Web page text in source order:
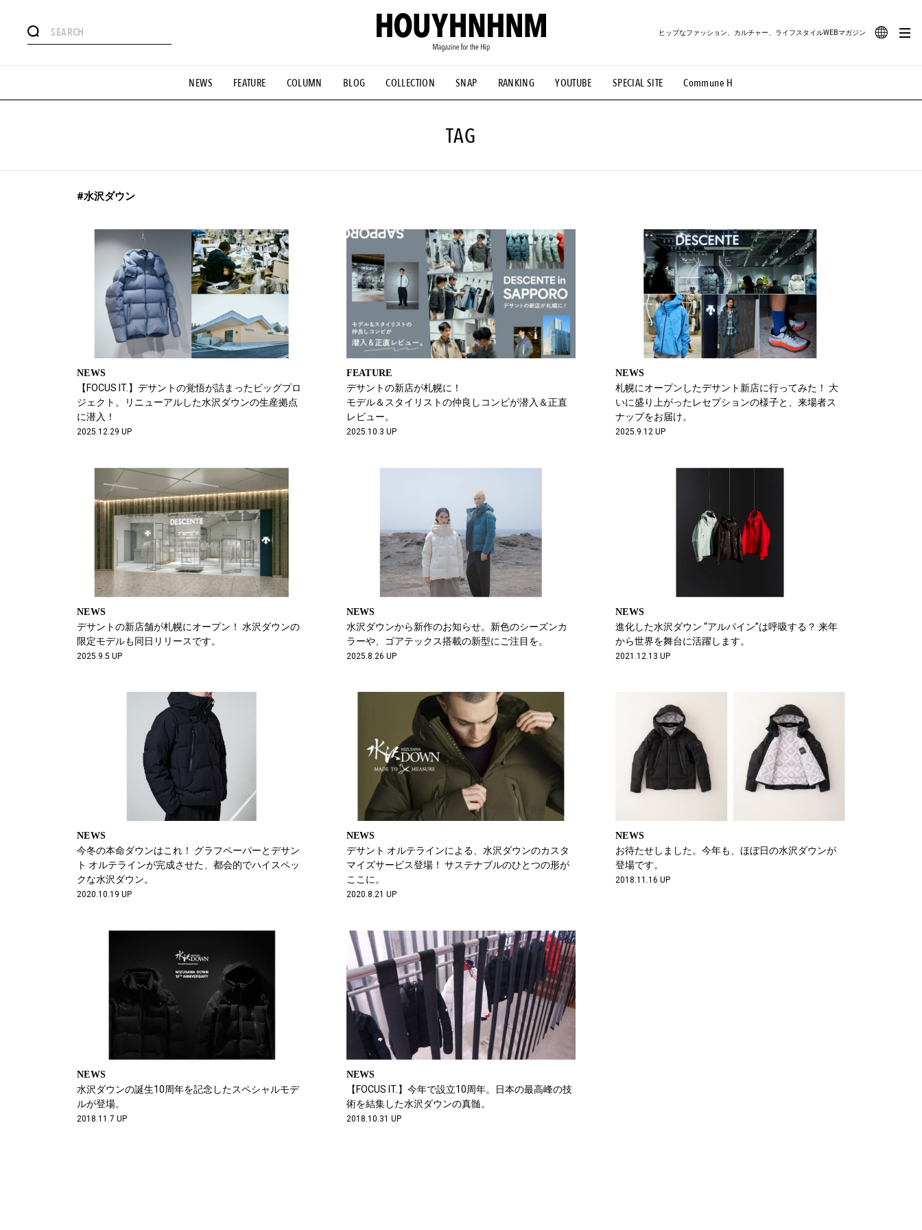
NEWS FEATURE COLUMN BLOG COLLECTION SNAP RANKING YOUTUBE SPECIAL SITE Commune H
ヒップなファッション、カルチャー、ライフスタイルWEBマガジン
#憧れの逸品 #ESSENTIAL DESIGNS #古着サミット #NEW VINTAGE #マイナーグッド図鑑 #路地裏てぃーん。 #MONTHLY JOURNAL
#GH 銘品の所以 #フイナムのYouTube #Commune H #FOCUS IT #AH.H #ととけん #FASHION #MUSIC #MOVIE #LIFESTYLE #SNEAKER #OUTDOOR
TAG
#水沢ダウン
NEWS
【FOCUS IT.】デサントの覚悟が詰まったビッグプロ
ジェクト。リニューアルした水沢ダウンの生産拠点
に潜入！
2025.12.29 UP
FEATURE
デサントの新店が札幌に！
モデル＆スタイリストの仲良しコンビが潜入＆正直
レビュー。
2025.10.3 UP
NEWS
札幌にオープンしたデサント新店に行ってみた！ 大
いに盛り上がったレセプションの様子と、来場者ス
ナップをお届け。
2025.9.12 UP
NEWS
デサントの新店舗が札幌にオープン！ 水沢ダウンの
限定モデルも同日リリースです。
2025.9.5 UP
NEWS
水沢ダウンから新作のお知らせ。新色のシーズンカ
ラーや、ゴアテックス搭載の新型にご注目を。
2025.8.26 UP
NEWS
進化した水沢ダウン “アルパイン”は呼吸する？ 来年
から世界を舞台に活躍します。
2021.12.13 UP
NEWS
今冬の本命ダウンはこれ！ グラフペーパーとデサン
ト オルテラインが完成させた、都会的でハイスペッ
クな水沢ダウン。
2020.10.19 UP
NEWS
デサント オルテラインによる、水沢ダウンのカスタ
マイズサービス登場！ サステナブルのひとつの形が
ここに。
2020.8.21 UP
NEWS
お待たせしました。今年も、ほぼ日の水沢ダウンが
登場です。
2018.11.16 UP
NEWS
水沢ダウンの誕生10周年を記念したスペシャルモデ
ルが登場。
2018.11.7 UP
NEWS
【FOCUS IT.】今年で設立10周年。日本の最高峰の技
術を結集した水沢ダウンの真髄。
2018.10.31 UP